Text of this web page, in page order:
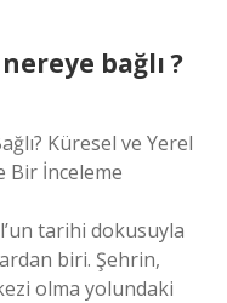
bağlı ?
Küresel ve Yerel
Bir İnceleme
tarihi dokusuyla
biri. Şehrin,
olma yolundaki